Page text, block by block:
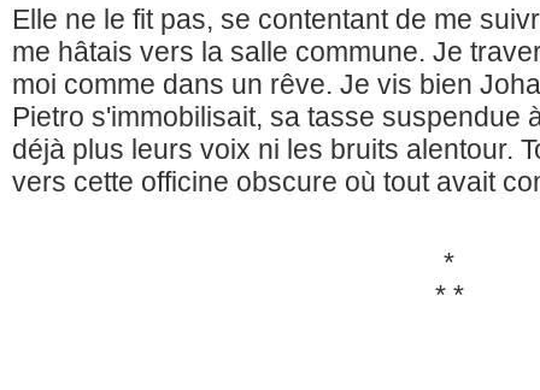
Elle ne le fit pas, se contentant de me
me hâtais vers la salle commune. Je
moi comme dans un rêve. Je vis bien
Pietro s'immobilisait, sa tasse suspendue
déjà plus leurs voix ni les bruits alentour.
vers cette officine obscure où tout avait
*
* *